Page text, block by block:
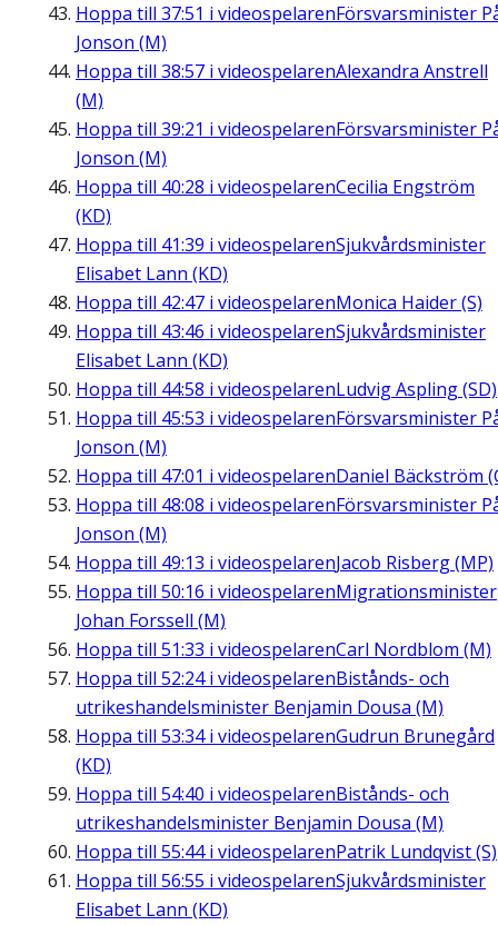
Hoppa till 37:51 i videospelarenFörsvarsminister
Jonson (M)
Hoppa till 38:57 i videospelarenAlexandra Anstrell
(M)
Hoppa till 39:21 i videospelarenFörsvarsminister
Jonson (M)
Hoppa till 40:28 i videospelarenCecilia Engström
(KD)
Hoppa till 41:39 i videospelarenSjukvårdsminister
Elisabet Lann (KD)
Hoppa till 42:47 i videospelarenMonica Haider (S)
Hoppa till 43:46 i videospelarenSjukvårdsminister
Elisabet Lann (KD)
Hoppa till 44:58 i videospelarenLudvig Aspling (SD)
Hoppa till 45:53 i videospelarenFörsvarsminister
Jonson (M)
Hoppa till 47:01 i videospelarenDaniel Bäckström
Hoppa till 48:08 i videospelarenFörsvarsminister
Jonson (M)
Hoppa till 49:13 i videospelarenJacob Risberg (MP)
Hoppa till 50:16 i videospelarenMigrationsminister
Johan Forssell (M)
Hoppa till 51:33 i videospelarenCarl Nordblom (M)
Hoppa till 52:24i videospelarenBistånds- och
utrikeshandelsminister Benjamin Dousa (M)
Hoppa till 53:34i videospelarenGudrun Brunegård
(KD)
Hoppa till 54:40 i videospelarenBistånds- och
utrikeshandelsminister Benjamin Dousa (M)
Hoppa till 55:44i videospelarenPatrik Lundqvist (S)
Hoppa till 56:55 i videospelarenSjukvårdsminister
Elisabet Lann (KD)